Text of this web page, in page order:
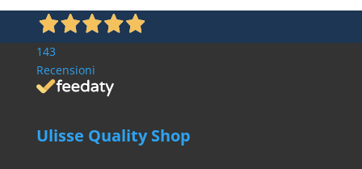
143
Recensioni
Ulisse Quality Shop